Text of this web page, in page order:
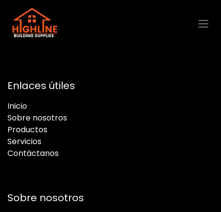
Ir al contenido
Enlaces útiles
Inicio
Sobre nosotros
Productos
Servicios
Contáctanos
Sobre nosotros